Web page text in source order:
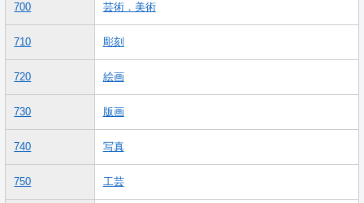
700 芸術．美術
710 彫刻
720 絵画
730 版画
740 写真
750 工芸